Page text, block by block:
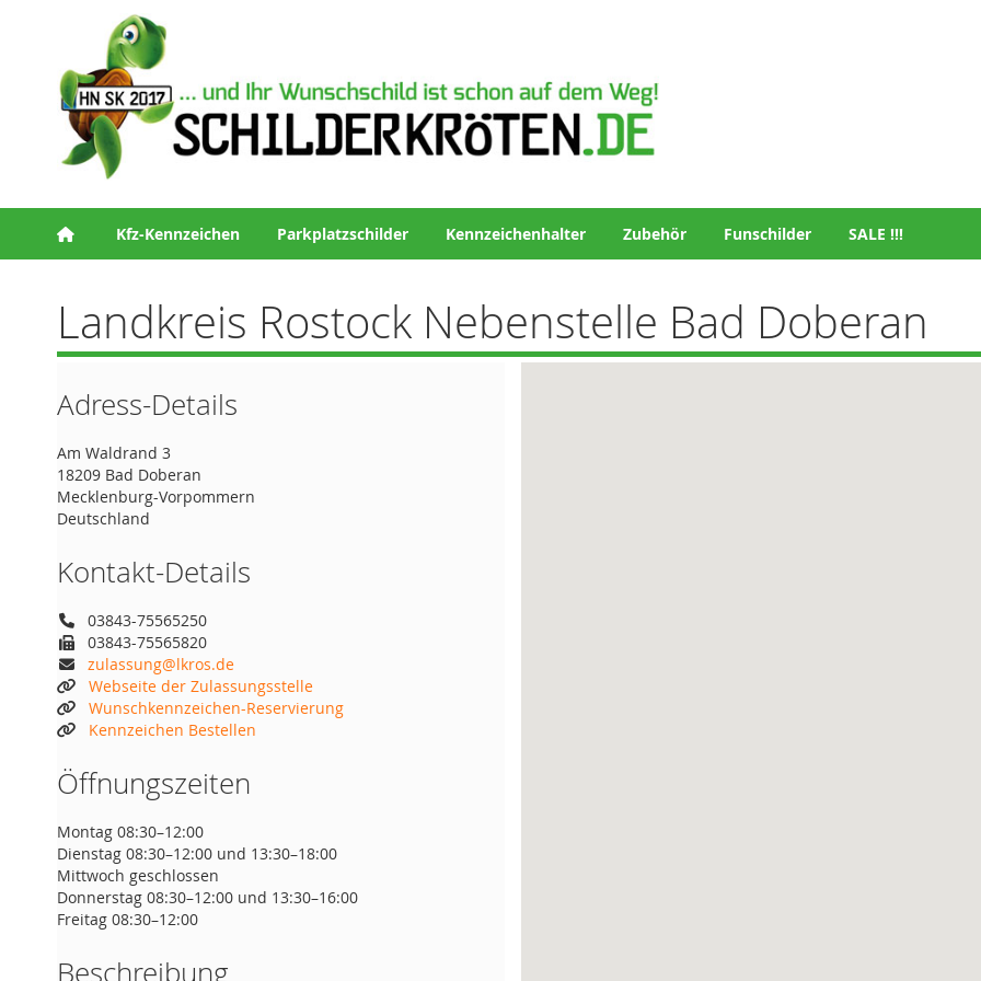
Kfz-Kennzeichen Parkplatzschilder Kennzeichenhalter Zubehör Funschilder SALE !!!
Landkreis Rostock Nebenstelle Bad Doberan
Adress-Details
Am Waldrand 3
18209 Bad Doberan
Mecklenburg-Vorpommern
Deutschland
Kontakt-Details
03843-75565250
03843-75565820
zulassung@lkros.de
Webseite der Zulassungsstelle
Wunschkennzeichen-Reservierung
Kennzeichen Bestellen
Öffnungszeiten
Montag 08:30–12:00
Dienstag 08:30–12:00 und 13:30–18:00
Mittwoch geschlossen
Donnerstag 08:30–12:00 und 13:30–16:00
Freitag 08:30–12:00
Beschreibung